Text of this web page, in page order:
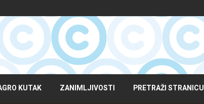
KUTAK ZANIMLJIVOSTI PRETRAŽI STRANICU